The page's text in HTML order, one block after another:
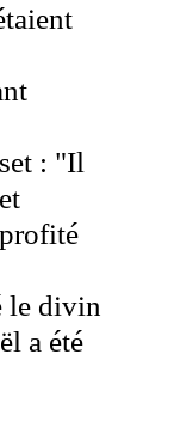
: "Il
le divin
a été